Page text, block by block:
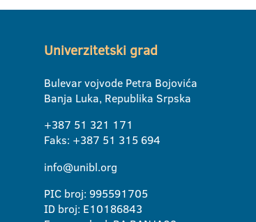
Univerzitetski grad
Bulevar vojvode Petra Bojovića
Banja Luka, Republika Srpska
+387 51 321 171
Faks: +387 51 315 694
info@unibl.org
PIC broj: 995591705
ID broj: E10186843